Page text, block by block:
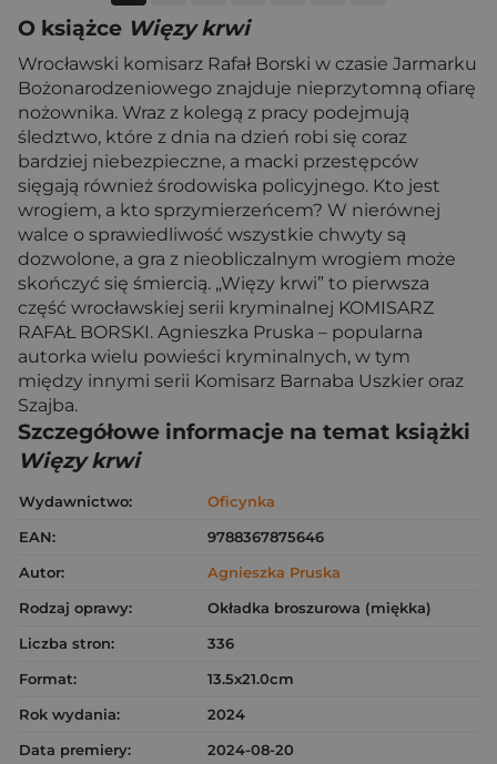
O książce Więzy krwi
Wrocławski komisarz Rafał Borski w czasie Jarmarku
Bożonarodzeniowego znajduje nieprzytomną ofiarę
nożownika. Wraz z kolegą z pracy podejmują
śledztwo, które z dnia na dzień robi się coraz
bardziej niebezpieczne, a macki przestępców
sięgają również środowiska policyjnego. Kto jest
wrogiem, a kto sprzymierzeńcem? W nierównej
walce o sprawiedliwość wszystkie chwyty są
dozwolone, a gra z nieobliczalnym wrogiem może
skończyć się śmiercią. „Więzy krwi” to pierwsza
część wrocławskiej serii kryminalnej KOMISARZ
RAFAŁ BORSKI. Agnieszka Pruska – popularna
autorka wielu powieści kryminalnych, w tym
między innymi serii Komisarz Barnaba Uszkier oraz
Szajba.
Szczegółowe informacje na temat książki
Więzy krwi
Wydawnictwo:
Oficynka
EAN:
9788367875646
Autor:
Agnieszka Pruska
Rodzaj oprawy:
Okładka broszurowa (miękka)
Liczba stron:
336
Format:
13.5x21.0cm
Rok wydania:
2024
Data premiery:
2024-08-20